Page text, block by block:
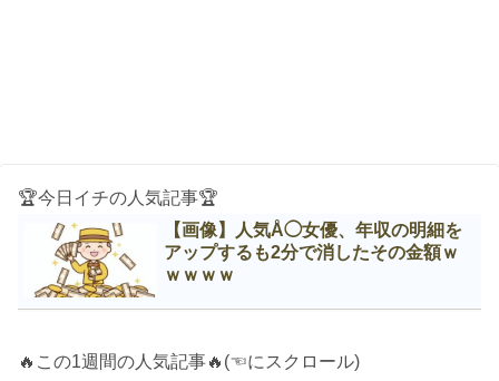
🏆今日イチの人気記事🏆
【画像】人気Å◯女優、年収の明細を
アップするも2分で消したその金額ｗ
ｗｗｗｗ
🔥この1週間の人気記事🔥(☜にスクロール)